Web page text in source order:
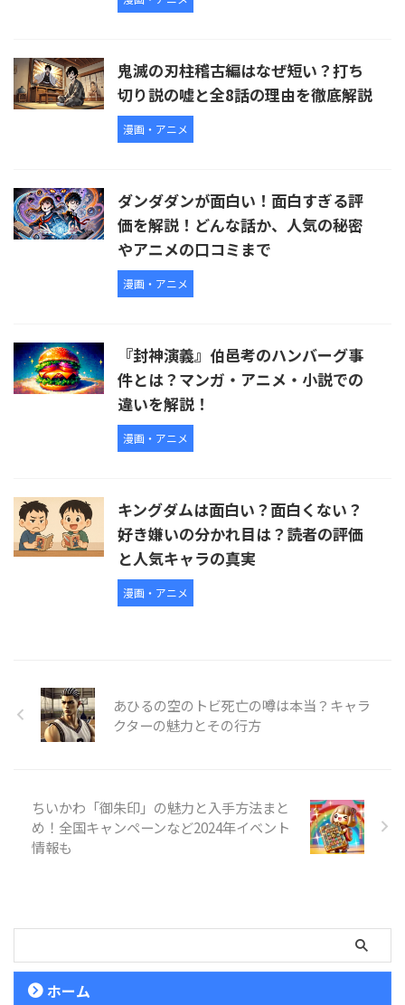
鬼滅の刃柱稽古編はなぜ短い？打ち
切り説の嘘と全8話の理由を徹底解説
漫画・アニメ
ダンダダンが面白い！面白すぎる評
価を解説！どんな話か、人気の秘密
やアニメの口コミまで
漫画・アニメ
『封神演義』伯邑考のハンバーグ事
件とは？マンガ・アニメ・小説での
違いを解説！
漫画・アニメ
キングダムは面白い？面白くない？
好き嫌いの分かれ目は？読者の評価
と人気キャラの真実
漫画・アニメ
あひるの空のトビ死亡の噂は本当？キャラ
クターの魅力とその行方
ちいかわ「御朱印」の魅力と入手方法まと
め！全国キャンペーンなど2024年イベント
情報も
ホーム